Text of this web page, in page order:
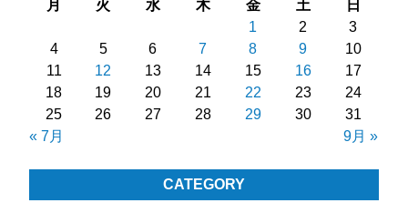
月 火 水 木 金 土 日
« 7月 9月 »
1 2
3
4
5 6 7 8 9
10
11
12 13 14 15 16
17
18
19 20 21 22 23
24
25
26 27 28 29 30 31
CATEGORY